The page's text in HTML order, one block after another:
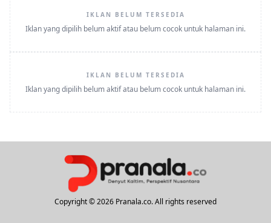
IKLAN BELUM TERSEDIA
Iklan yang dipilih belum aktif atau belum cocok untuk halaman ini.
IKLAN BELUM TERSEDIA
Iklan yang dipilih belum aktif atau belum cocok untuk halaman ini.
Copyright © 2026 Pranala.co. All rights reserved